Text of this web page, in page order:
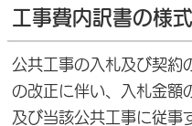
工事費内訳書の様
公共工事の入札及び契約
の改正に伴い、入札金額
及び当該公共工事に従事